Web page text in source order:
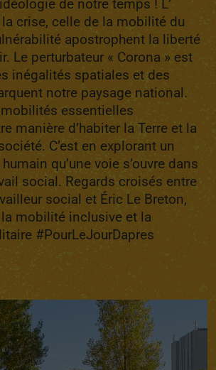
de notre temps ! L’
crise, celle de la mobilité du
apostrophent la liberté
Le perturbateur « Corona » est
inégalités spatiales et des
notre paysage national.
mobilités essentielles
manière d’habiter la Terre et la
C’est en explorant un
qu’une voie s’ouvre dans
social. Regards croisés entre
social et Éric Le Breton,
mobilité inclusive et la
#PourLeJourDapres